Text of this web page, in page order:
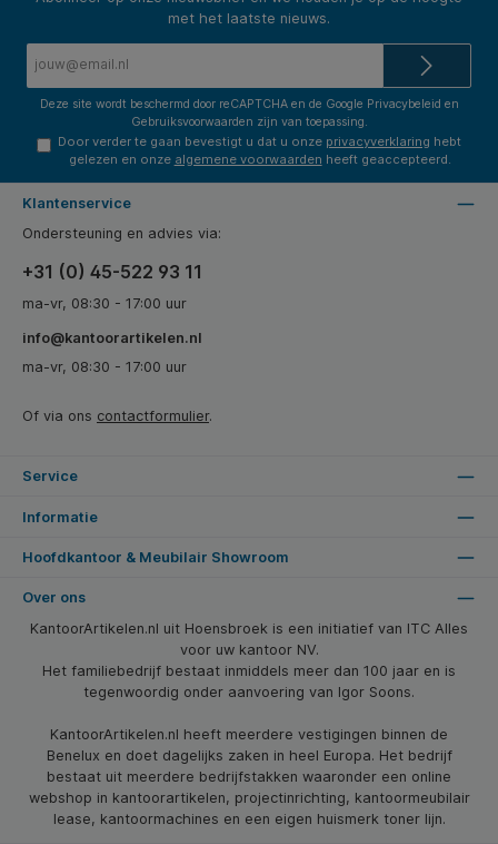
met het laatste nieuws.
Deze site wordt beschermd door reCAPTCHA en de Google Privacybeleid en
Gebruiksvoorwaarden zijn van toepassing.
Door verder te gaan bevestigt u dat u onze privacyverklaring hebt
gelezen en onze algemene voorwaarden heeft geaccepteerd.
Klantenservice
Ondersteuning en advies via:
+31 (0) 45-522 93 11
ma-vr, 08:30 - 17:00 uur
info@kantoorartikelen.nl
ma-vr, 08:30 - 17:00 uur
Of via ons contactformulier.
Service
Informatie
Hoofdkantoor & Meubilair Showroom
Over ons
KantoorArtikelen.nl uit Hoensbroek is een initiatief van ITC Alles
voor uw kantoor NV.
Het familiebedrijf bestaat inmiddels meer dan 100 jaar en is
tegenwoordig onder aanvoering van Igor Soons.
KantoorArtikelen.nl heeft meerdere vestigingen binnen de
Benelux en doet dagelijks zaken in heel Europa. Het bedrijf
bestaat uit meerdere bedrijfstakken waaronder een online
webshop in kantoorartikelen, projectinrichting, kantoormeubilair
lease, kantoormachines en een eigen huismerk toner lijn.